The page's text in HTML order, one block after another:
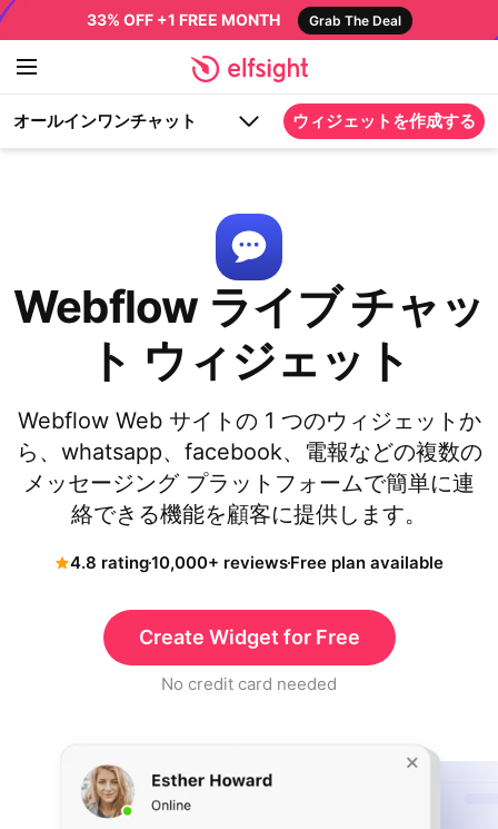
33% OFF +1 FREE MONTH Grab The Deal
オールインワンチャット ウィジェットを作成する
Webflow ライブ チャッ
ト ウィジェット
Webflow Web サイトの 1 つのウィジェットか
ら、whatsapp、facebook、電報などの複数の
メッセージング プラットフォームで簡単に連
絡できる機能を顧客に提供します。
4.8 rating10,000+ reviewsFree plan available
Create Widget for Free
No credit card needed